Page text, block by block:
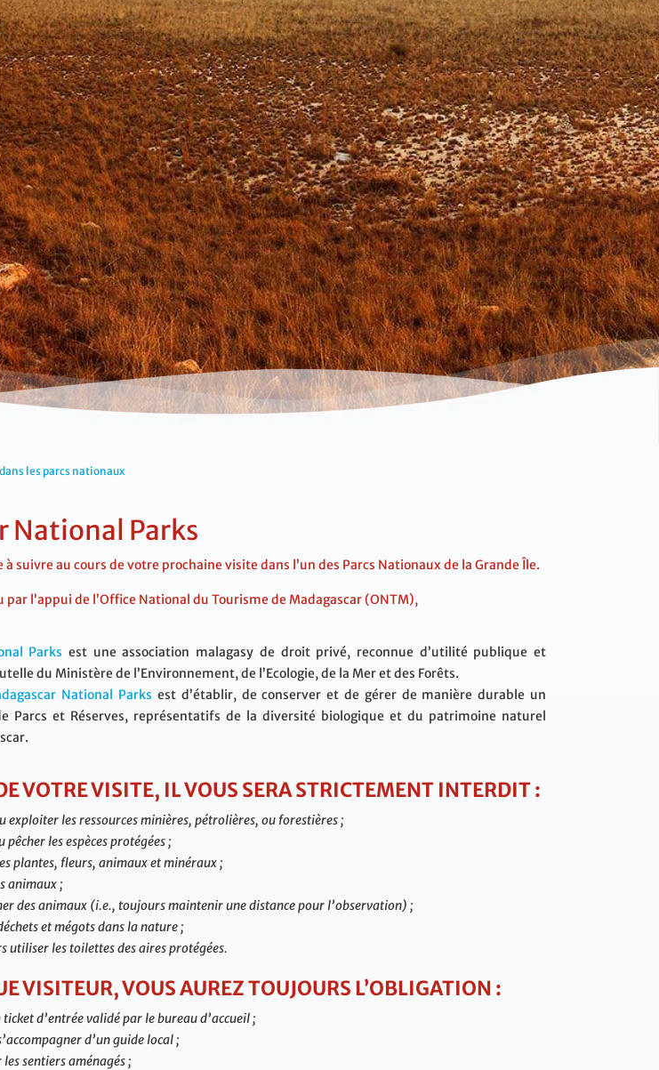
les parcs nationaux
National Parks
suivre au cours de votre prochaine visite dans l’un des Parcs Nationaux de la Grande Île.
l’appui de l’Office National du Tourisme de Madagascar (ONTM),
Parks est une association malagasy de droit privé, reconnue d’utilité publique et
du Ministère de l’Environnement, de l’Ecologie, de la Mer et des Forêts.
National Parks est d’établir, de conserver et de gérer de manière durable un
Parcs et Réserves, représentatifs de la diversité biologique et du patrimoine naturel
VOTRE VISITE, IL VOUS SERA STRICTEMENT INTERDIT :
exploiter les ressources minières, pétrolières, ou forestières ;
pêcher les espèces protégées ;
plantes, fleurs, animaux et minéraux ;
animaux ;
des animaux (i.e., toujours maintenir une distance pour l’observation) ;
et mégots dans la nature ;
utiliser les toilettes des aires protégées.
VISITEUR, VOUS AUREZ TOUJOURS L’OBLIGATION :
ticket d’entrée validé par le bureau d’accueil ;
d’un guide local ;
sentiers aménagés ;